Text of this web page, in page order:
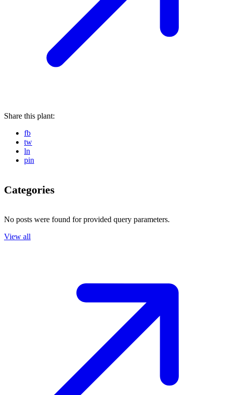
Share this plant:
fb
tw
ln
pin
Categories
No posts were found for provided query parameters.
View all